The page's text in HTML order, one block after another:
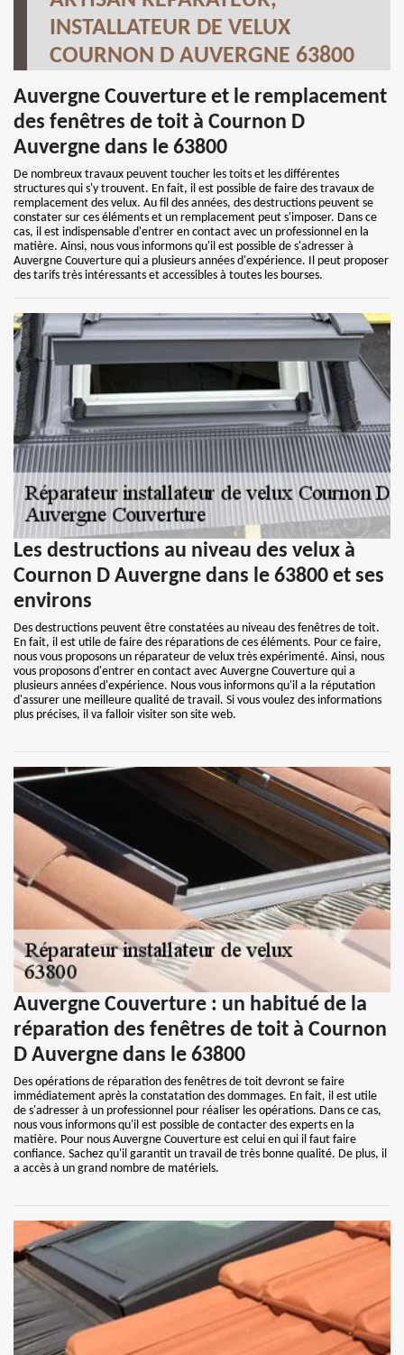
INSTALLATEUR DE VELUX
COURNON D AUVERGNE 63800
Auvergne Couverture et le remplacement
des fenêtres de toit à Cournon D
Auvergne dans le 63800
De nombreux travaux peuvent toucher les toits et les différentes
structures qui s'y trouvent. En fait, il est possible de faire des travaux de
remplacement des velux. Au fil des années, des destructions peuvent se
constater sur ces éléments et un remplacement peut s'imposer. Dans ce
cas, il est indispensable d'entrer en contact avec un professionnel en la
matière. Ainsi, nous vous informons qu'il est possible de s'adresser à
Auvergne Couverture qui a plusieurs années d'expérience. Il peut proposer
des tarifs très intéressants et accessibles à toutes les bourses.
Les destructions au niveau des velux à
Cournon D Auvergne dans le 63800 et ses
environs
Des destructions peuvent être constatées au niveau des fenêtres de toit.
En fait, il est utile de faire des réparations de ces éléments. Pour ce faire,
nous vous proposons un réparateur de velux très expérimenté. Ainsi, nous
vous proposons d'entrer en contact avec Auvergne Couverture qui a
plusieurs années d'expérience. Nous vous informons qu'il a la réputation
d'assurer une meilleure qualité de travail. Si vous voulez des informations
plus précises, il va falloir visiter son site web.
Auvergne Couverture : un habitué de la
réparation des fenêtres de toit à Cournon
D Auvergne dans le 63800
Des opérations de réparation des fenêtres de toit devront se faire
immédiatement après la constatation des dommages. En fait, il est utile
de s'adresser à un professionnel pour réaliser les opérations. Dans ce cas,
nous vous informons qu'il est possible de contacter des experts en la
matière. Pour nous Auvergne Couverture est celui en qui il faut faire
confiance. Sachez qu'il garantit un travail de très bonne qualité. De plus, il
a accès à un grand nombre de matériels.